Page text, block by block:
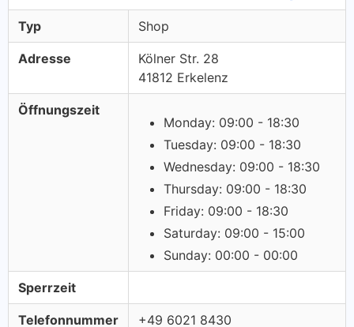
Typ Shop
Adresse
Kölner Str. 28
41812 Erkelenz
Öffnungszeit
Monday: 09:00 - 18:30
Tuesday: 09:00 - 18:30
Wednesday: 09:00 - 18:30
Thursday: 09:00 - 18:30
Friday: 09:00 - 18:30
Saturday: 09:00 - 15:00
Sunday: 00:00 - 00:00
Sperrzeit
Telefonnummer +49 6021 8430